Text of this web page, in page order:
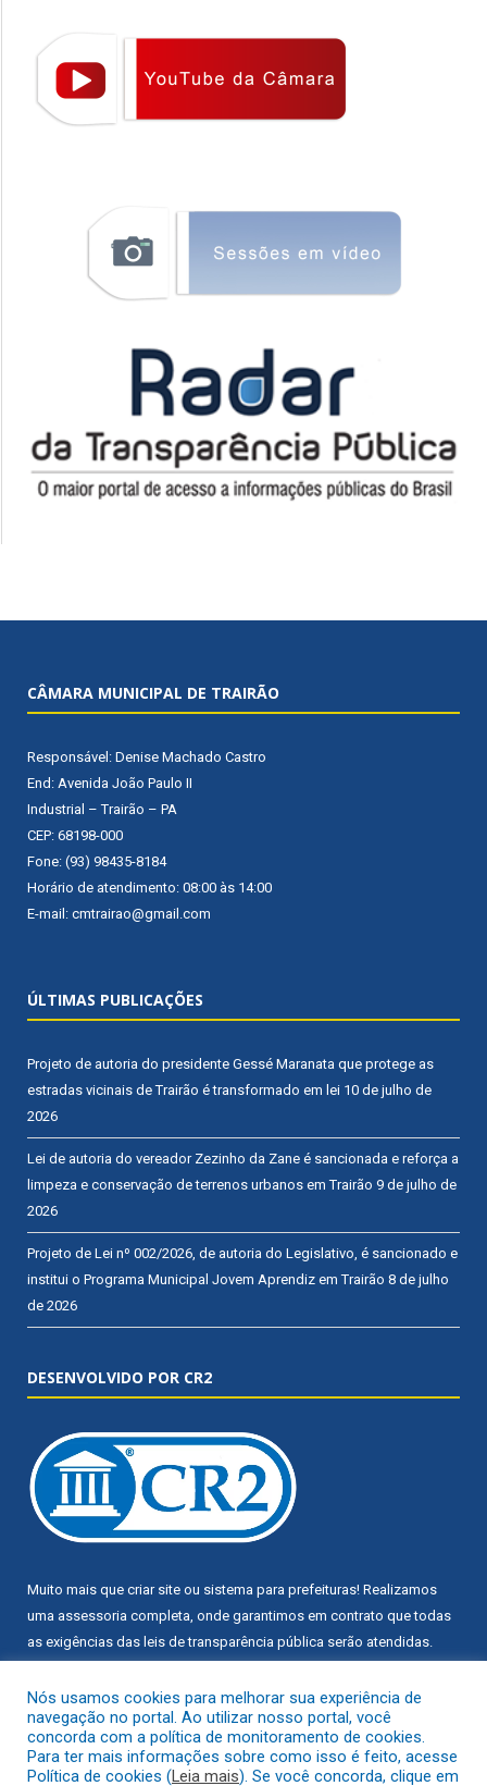
CÂMARA MUNICIPAL DE TRAIRÃO
Responsável: Denise Machado Castro
End: Avenida João Paulo II
Industrial – Trairão – PA
CEP: 68198-000
Fone: (93) 98435-8184
Horário de atendimento: 08:00 às 14:00
E-mail: cmtrairao@gmail.com
ÚLTIMAS PUBLICAÇÕES
Projeto de autoria do presidente Gessé Maranata que protege as
estradas vicinais de Trairão é transformado em lei 10 de julho de
2026
Lei de autoria do vereador Zezinho da Zane é sancionada e reforça a
limpeza e conservação de terrenos urbanos em Trairão 9 de julho de
2026
Projeto de Lei nº 002/2026, de autoria do Legislativo, é sancionado e
institui o Programa Municipal Jovem Aprendiz em Trairão 8 de julho
de 2026
DESENVOLVIDO POR CR2
Muito mais que criar site ou sistema para prefeituras! Realizamos
uma assessoria completa, onde garantimos em contrato que todas
as exigências das leis de transparência pública serão atendidas.
Conheça oPNTPe oRadar da Transparência Pública
Nós usamos cookies para melhorar sua experiência de
navegação no portal. Ao utilizar nosso portal, você
concorda com a política de monitoramento de cookies.
Para ter mais informações sobre como isso é feito, acesse
Política de cookies (Leia mais). Se você concorda, clique em